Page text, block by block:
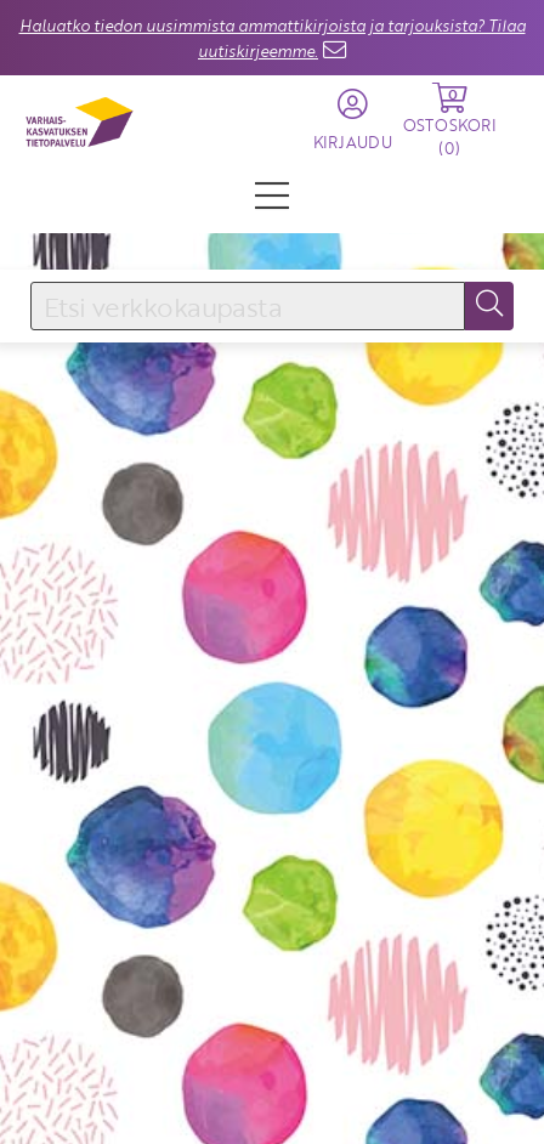
Haluatko tiedon uusimmista ammattikirjoista ja tarjouksista? Tilaa
uutiskirjeemme.
KIRJAUDU
0
OSTOSKORI
(0)
KIRJAUDU SISÄÄN
Käyttäjätunnus
Salasana
Unohtuiko salasana?
KIRJAUDU SISÄÄN
Etkö ole vielä Varhaiskasvatuksen Tietopalvelun
Liity tästä!